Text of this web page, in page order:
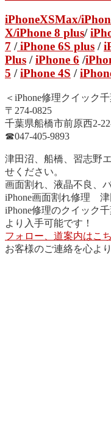
iPhoneXSMax/
X/iPhone 8 plus/
7 /iPhone 6S plus /
Plus /iPhone 6 /
5 /iPhone 4S /
＜iPhone修理クイック
〒274-0825
千葉県船橋市前原西2-
☎︎047-405-9893
津田沼、船橋、習志野
せください。
画面割れ、液晶不良、
iPhone画面割れ修理 津
iPhone修理のクイック
より入手可能です！
フォロー、道案内はこ
お客様のご連絡を心よ